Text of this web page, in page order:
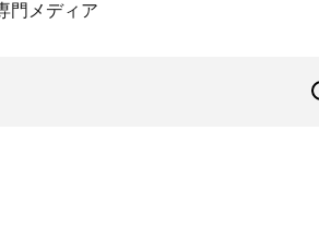
門メディア